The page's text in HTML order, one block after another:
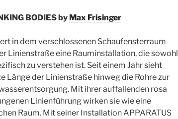
BODIES by Max Frisinger
in dem verschlossenen Schaufensterraum
Linienstraße eine Rauminstallation, die sowohl
zu verstehen ist. Seit einem Jahr sieht
Länge der Linienstraße hinweg die Rohre zur
Mit ihrer auffallenden rosa
Linienführung wirken sie wie eine
Raum. Mit seiner Installation APPARATUS